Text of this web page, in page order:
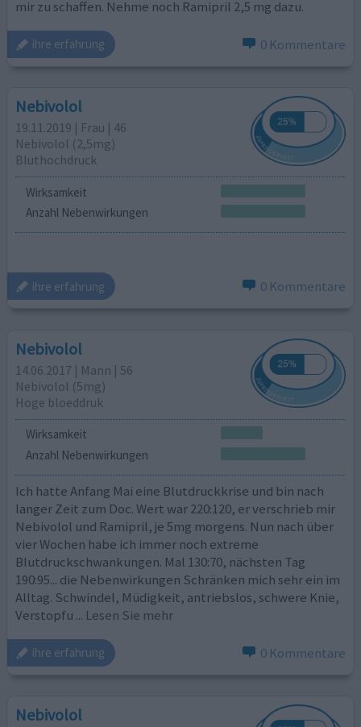
mir zu schaffen. Nehme noch Ramipril 2,5 mg dazu.
ihre erfahrung 0 Kommentare
Nebivolol
19.11.2019 | Frau | 46
Nebivolol (2,5mg)
Bluthochdruck
Wirksamkeit
Anzahl Nebenwirkungen
ihre erfahrung 0 Kommentare
Nebivolol
14.06.2017 | Mann | 56
Nebivolol (5mg)
Hoge bloeddruk
Wirksamkeit
Anzahl Nebenwirkungen
Ich hatte Anfang Mai eine Blutdruckkrise und bin nach
langer Zeit zum Doc. Wert war 220:120, er verschrieb mir
Nebivolol und Ramipril, je 5mg morgens. Nun nach über
vier Wochen habe ich immer noch extreme
Blutdruckschwankungen. Mal 130:70, nächsten Tag
190:95... die Nebenwirkungen Schränken mich sehr ein im
Alltag. Schwindel, Müdigkeit, antriebslos, schwere Knie,
Verstopfu ... Lesen Sie mehr
ihre erfahrung 0 Kommentare
Nebivolol